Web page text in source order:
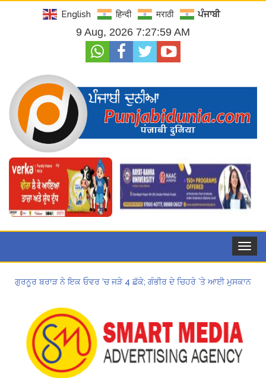
English हिन्दी मराठी ਪੰਜਾਬੀ
9 Aug, 2026 7:28:00 AM
Toggle
ਗੁਰਨੂਰ ਬਰਾੜ ਨੇ ਇਕ ਓਵਰ ‘ਚ ਜੜੇ 4 ਛੱਕੇ; ਗੰਭੀਰ ਦੇ ਚਿਹਰੇ ’ਤੇ ਆਈ ਮੁਸਕਾਨ
Hukamnama Sri Darbar Sahib, Amritsar – Punjabi Dunia
CM ਮਾਨ ਨੇ 866 ਨੌਜਵਾਨਾਂ ਨੂੰ ਸਰਕਾਰੀ ਨੌਕਰੀਆਂ ਦੇ ਨਿਯੁਕਤੀ ਪੱਤਰ ਸੌਂਪੇ
ਸ੍ਰੀਲੰਕਾ ਟੈਸਟ ਸੀਰੀਜ਼: ਸਰਫ਼ਰਾਜ਼ ਖਾਨ ਹੋ ਸਕਦੇ ਹਨ ਸਾਈ ਸੁਦਰਸ਼ਨ ਦੇ ਬਦਲ